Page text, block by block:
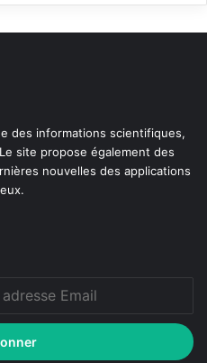
des informations scientifiques,
site propose également des
nouvelles des applications